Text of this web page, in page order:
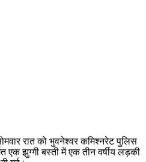
रात को भुवनेश्वर कमिश्नरेट पुलिस
झुग्गी बस्ती में एक तीन वर्षीय लड़की